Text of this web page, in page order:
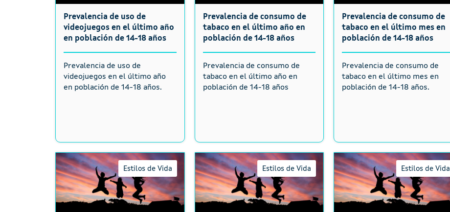
Prevalencia de uso de
videojuegos en el último año
en población de 14-18 años
Prevalencia de uso de
videojuegos en el último año
en población de 14-18 años.
Prevalencia de consumo de
tabaco en el último año en
población de 14-18 años
Prevalencia de consumo de
tabaco en el último año en
población de 14-18 años
Prevalencia de consumo de
tabaco en el último mes en
población de 14-18 años
Prevalencia de consumo de
tabaco en el último mes en
población de 14-18 años.
Estilos de Vida Estilos de Vida Estilos de Vida